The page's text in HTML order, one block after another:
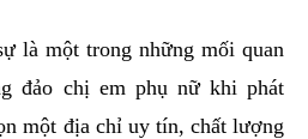
là một trong những mối quan
đảo chị em phụ nữ khi phát
một địa chỉ uy tín, chất lượng